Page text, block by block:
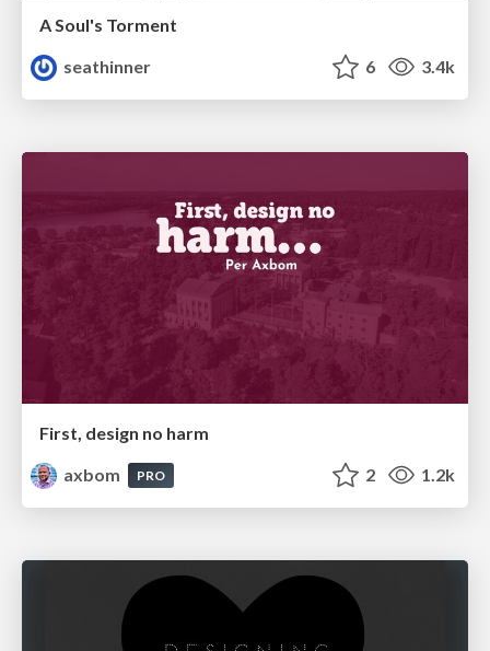
A Soul's Torment
seathinner
6 3.4k
First, design no harm
axbom
PRO 2 1.2k